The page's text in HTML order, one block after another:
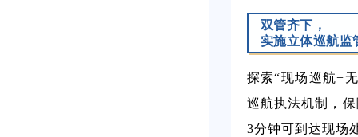
双管齐下，
实施立体巡航监
探索“现场巡航+
巡航执法机制，
3分钟可到达现场